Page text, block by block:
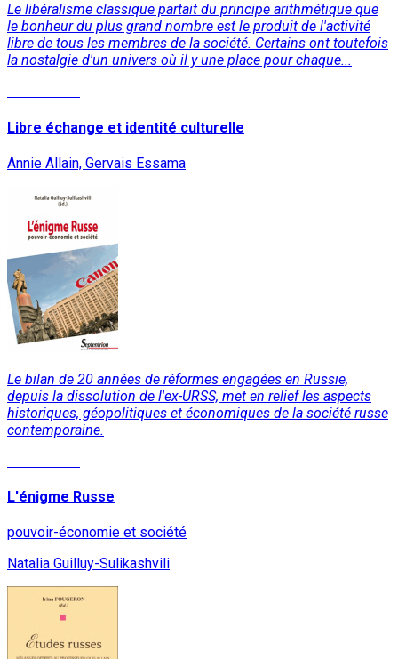
Le libéralisme classique partait du principe arithmétique que
le bonheur du plus grand nombre est le produit de l'activité
libre de tous les membres de la société. Certains ont toutefois
la nostalgie d'un univers où il y une place pour chaque...
Libre échange et identité culturelle
Annie Allain, Gervais Essama
Le bilan de 20 années de réformes engagées en Russie,
depuis la dissolution de l'ex-URSS, met en relief les aspects
historiques, géopolitiques et économiques de la société russe
contemporaine.
L'énigme Russe
pouvoir-économie et société
Natalia Guilluy-Sulikashvili